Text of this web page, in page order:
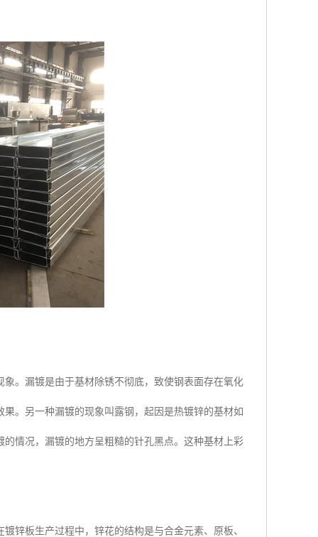
。漏镀是由于基材除锈不彻底，致使钢表面存在氧化
。另一种漏镀的现象叫露钢，起因是热镀锌的基材如
情况，漏镀的地方呈粗糙的针孔黑点。这种基材上彩
锌板生产过程中，锌花的结构是与合金元素、原板、